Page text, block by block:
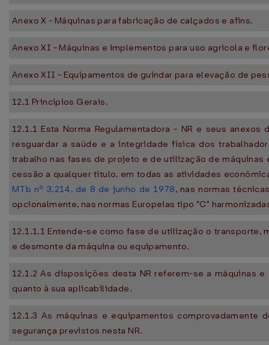
Anexo X - Máquinas para fabricação de calçados e afins.
Anexo XI - Máquinas e implementos para uso agrícola e
Anexo XII - Equipamentos de guindar para elevação de
12.1 Princípios Gerais.
12.1.1 Esta Norma Regulamentadora - NR e seus
resguardar a saúde e a integridade física dos
trabalho nas fases de projeto e de utilização de
cessão a qualquer título, em todas as atividades
MTb nº 3.214, de 8 de junho de 1978, nas normas
opcionalmente, nas normas Europeias tipo "C"
12.1.1.1 Entende-se como fase de utilização o
e desmonte da máquina ou equipamento.
12.1.2 As disposições desta NR referem-se a máquinas
quanto à sua aplicabilidade.
12.1.3 As máquinas e equipamentos
segurança previstos nesta NR.